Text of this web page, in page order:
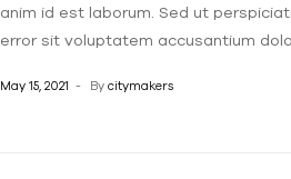
anim id est laborum. Sed ut
error sit voluptatem accusantium
May 15, 2021 By citymakers